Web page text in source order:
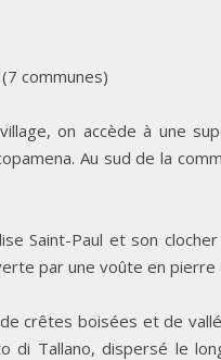
(7 communes)
on accède à une
Au sud de la
Saint-Paul et son
par une voûte en
crêtes boisées et de
di Tallano, dispersé le